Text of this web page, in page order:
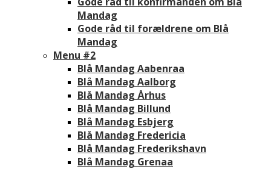
Mandag
Gode råd til forældrene om Blå
Mandag
Menu #2
Blå Mandag Aabenraa
Blå Mandag Aalborg
Blå Mandag Århus
Blå Mandag Billund
Blå Mandag Esbjerg
Blå Mandag Fredericia
Blå Mandag Frederikshavn
Blå Mandag Grenaa